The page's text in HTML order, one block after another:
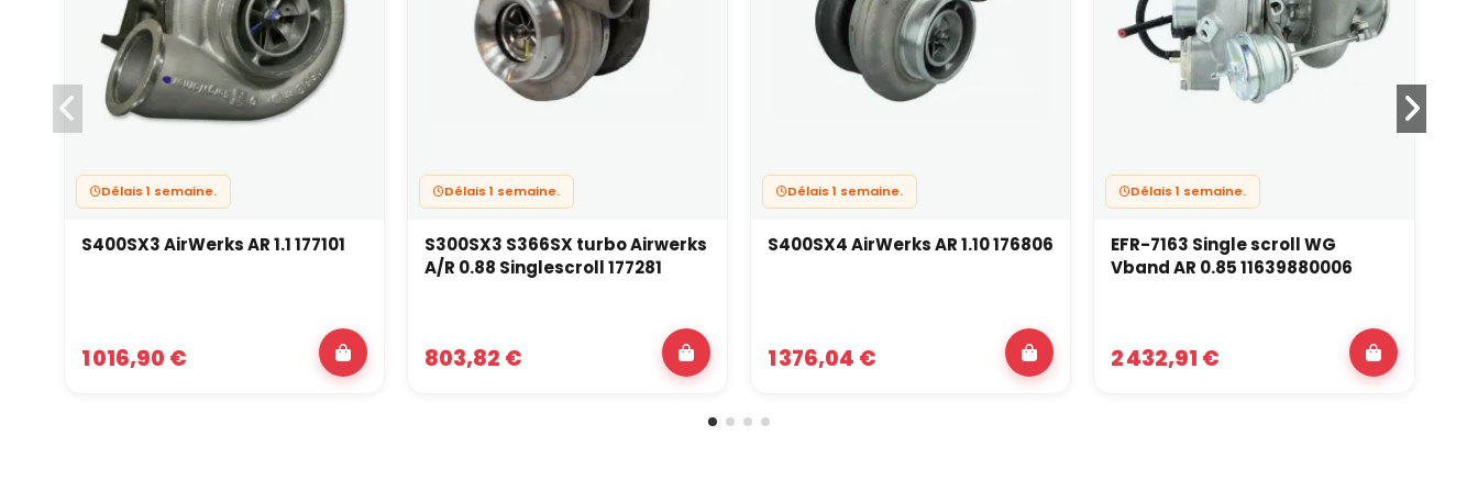
Délais 1 semaine.
S400SX3 AirWerks AR 1.1 177101
1 016,90 €
Délais 1 semaine.
S300SX3 S366SX turbo Airwerks
A/R 0.88 Singlescroll 177281
803,82 €
Délais 1 semaine.
S400SX4 AirWerks AR 1.10 176806
1 376,04 €
Délais 1 semaine.
EFR-7163 Single scroll WG
Vband AR 0.85 11639880006
2 432,91 €